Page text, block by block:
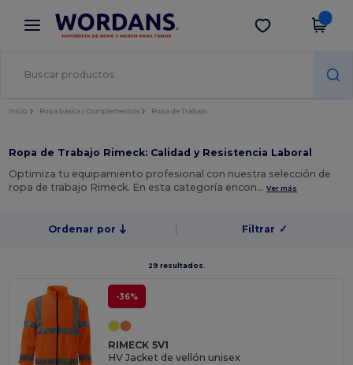
× App de Wordans
¡Mejores precios en app!
Descargar app
Inicio Ropa básica | Complementos Ropa de Trabajo
Ropa de Trabajo Rimeck: Calidad y Resistencia Laboral
Optimiza tu equipamiento profesional con nuestra selección de
ropa de trabajo Rimeck. En esta categoría encon…Ver más
Ordenar por Filtrar ✓
29 resultados.
-36%
RIMECK 5V1
HV Jacket de vellón unisex